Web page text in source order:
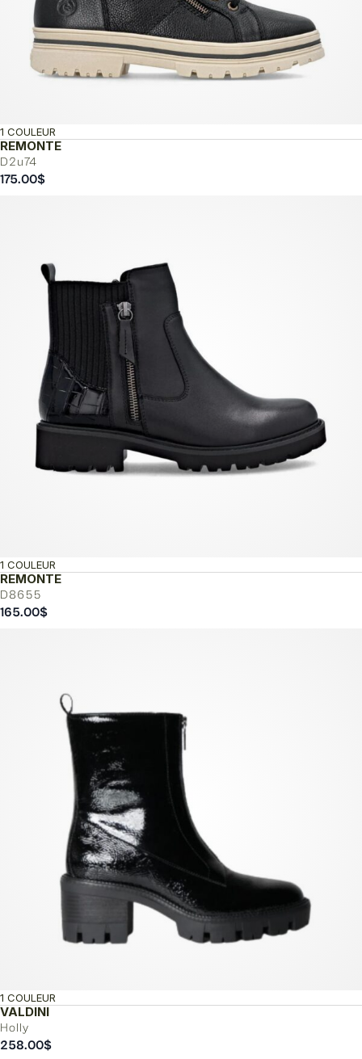
REMONTE
D2u74
1 COULEUR
175.00$
REMONTE
D8655
1 COULEUR
165.00$
VALDINI
Holly
1 COULEUR
258.00$